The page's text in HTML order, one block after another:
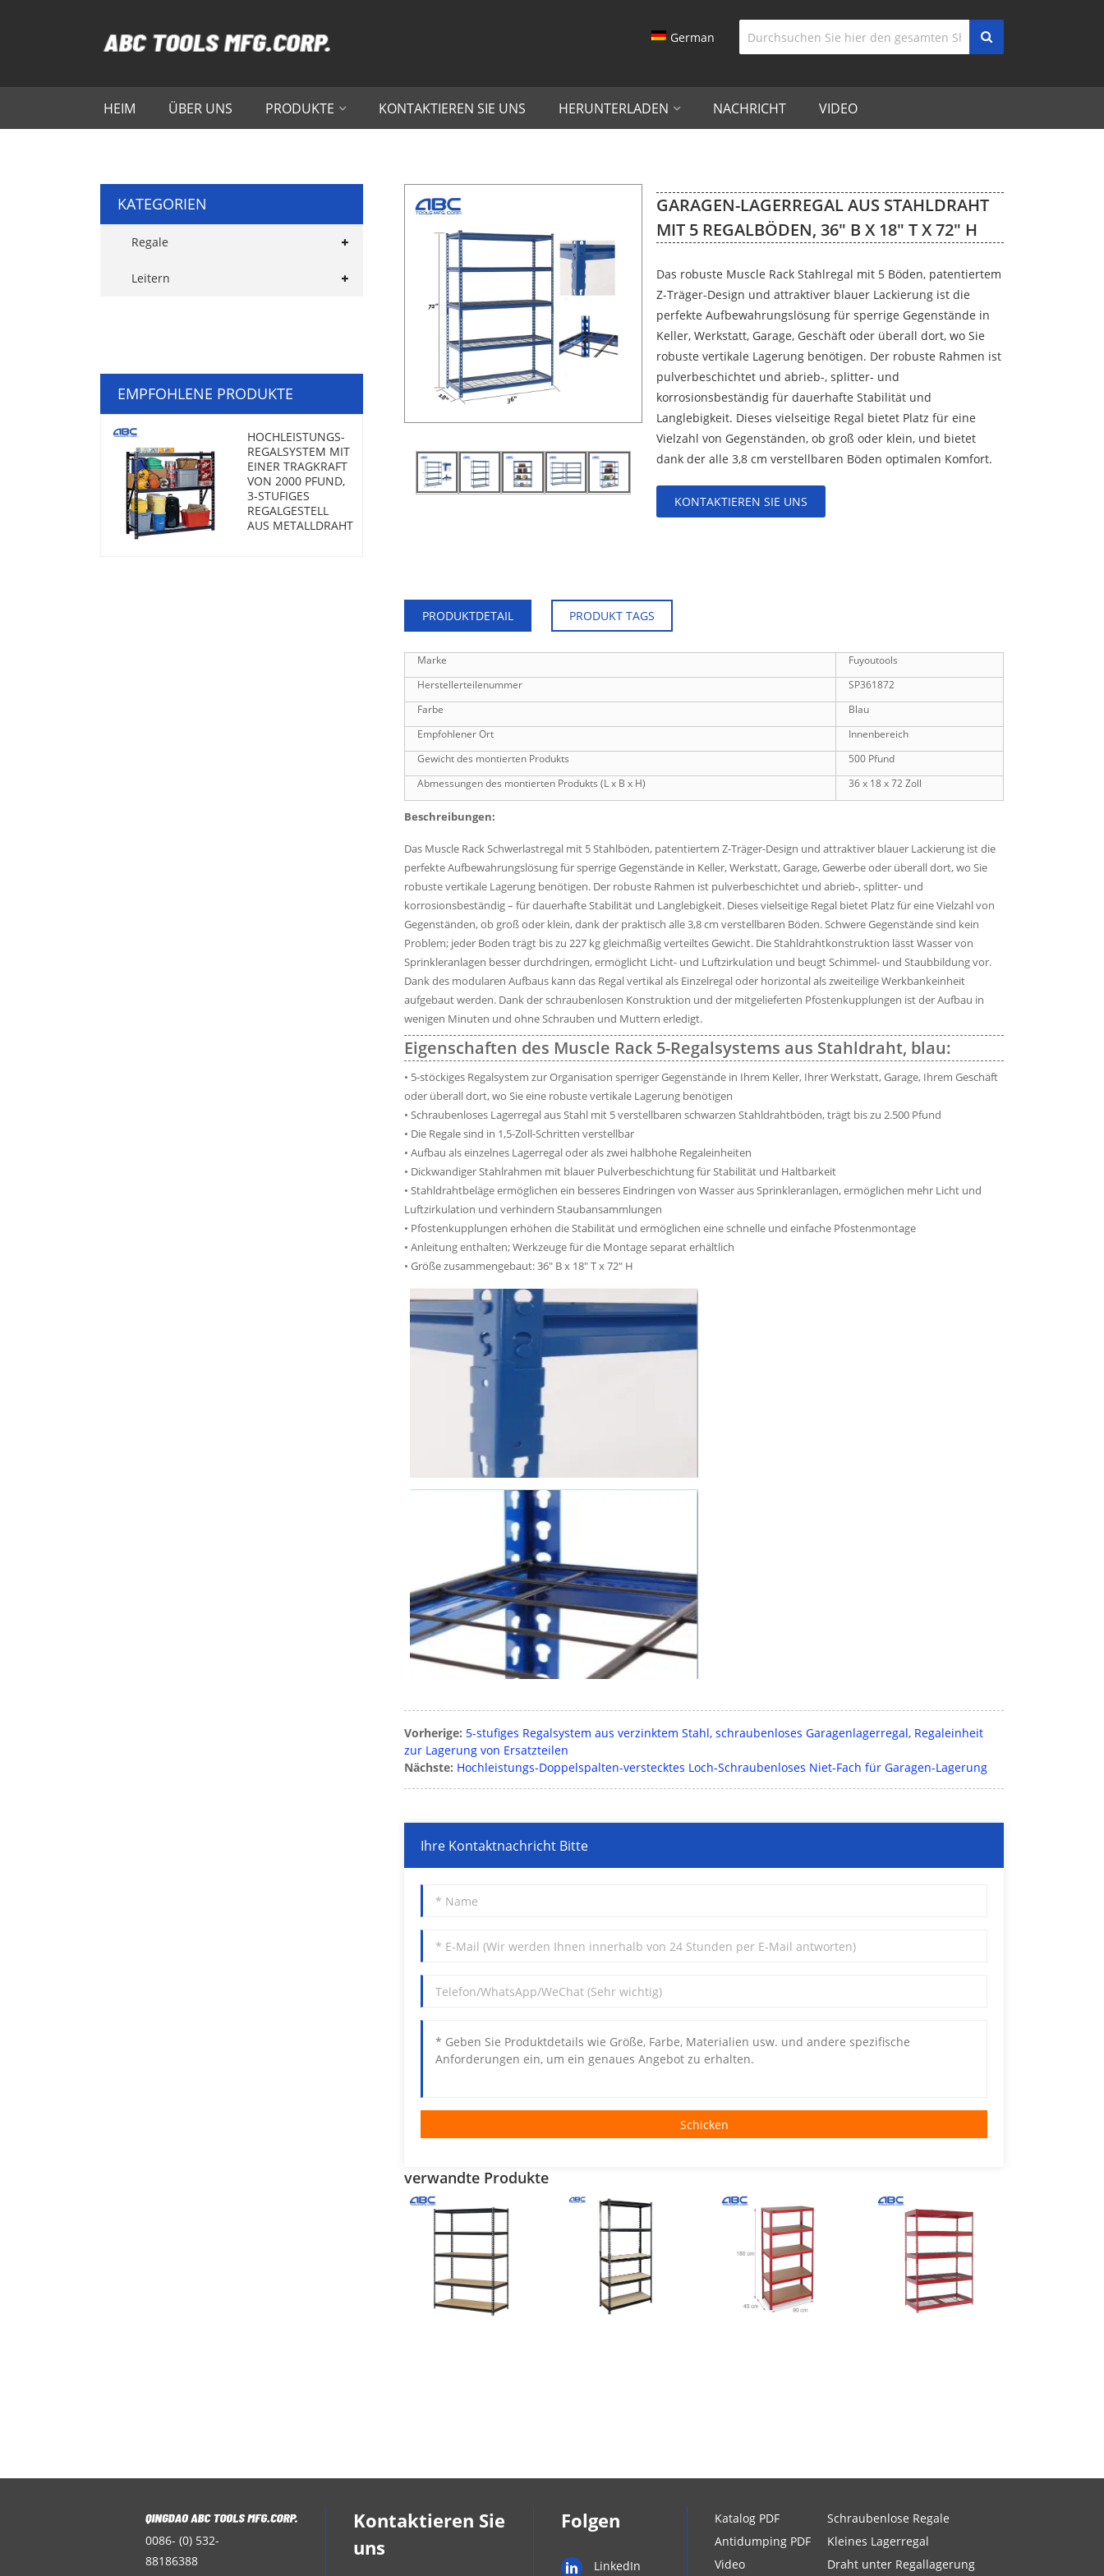
German
HEIM ÜBER UNS PRODUKTE KONTAKTIEREN SIE UNS HERUNTERLADEN NACHRICHT VIDEO
KATEGORIEN
Regale
Leitern
EMPFOHLENE PRODUKTE
HOCHLEISTUNGS-
REGALSYSTEM MIT
EINER TRAGKRAFT
VON 2000 PFUND,
3-STUFIGES
REGALGESTELL
AUS METALLDRAHT
GARAGEN-LAGERREGAL AUS STAHLDRAHT
MIT 5 REGALBÖDEN, 36″ B X 18″ T X 72″ H
Das robuste Muscle Rack Stahlregal mit 5 Böden, patentiertem
Z-Träger-Design und attraktiver blauer Lackierung ist die
perfekte Aufbewahrungslösung für sperrige Gegenstände in
Keller, Werkstatt, Garage, Geschäft oder überall dort, wo Sie
robuste vertikale Lagerung benötigen. Der robuste Rahmen ist
pulverbeschichtet und abrieb-, splitter- und
korrosionsbeständig für dauerhafte Stabilität und
Langlebigkeit. Dieses vielseitige Regal bietet Platz für eine
Vielzahl von Gegenständen, ob groß oder klein, und bietet
dank der alle 3,8 cm verstellbaren Böden optimalen Komfort.
KONTAKTIEREN SIE UNS
PRODUKTDETAIL PRODUKT TAGS
Marke
Fuyoutools
Herstellerteilenummer
SP361872
Farbe
Blau
Empfohlener Ort
Innenbereich
Gewicht des montierten Produkts
500 Pfund
Abmessungen des montierten Produkts (L x B x H)
36 x 18 x 72 Zoll
Beschreibungen:
Das Muscle Rack Schwerlastregal mit 5 Stahlböden, patentiertem Z-Träger-Design und attraktiver blauer Lackierung ist die
perfekte Aufbewahrungslösung für sperrige Gegenstände in Keller, Werkstatt, Garage, Gewerbe oder überall dort, wo Sie
robuste vertikale Lagerung benötigen. Der robuste Rahmen ist pulverbeschichtet und abrieb-, splitter- und
korrosionsbeständig – für dauerhafte Stabilität und Langlebigkeit. Dieses vielseitige Regal bietet Platz für eine Vielzahl von
Gegenständen, ob groß oder klein, dank der praktisch alle 3,8 cm verstellbaren Böden. Schwere Gegenstände sind kein
Problem; jeder Boden trägt bis zu 227 kg gleichmäßig verteiltes Gewicht. Die Stahldrahtkonstruktion lässt Wasser von
Sprinkleranlagen besser durchdringen, ermöglicht Licht- und Luftzirkulation und beugt Schimmel- und Staubbildung vor.
Dank des modularen Aufbaus kann das Regal vertikal als Einzelregal oder horizontal als zweiteilige Werkbankeinheit
aufgebaut werden. Dank der schraubenlosen Konstruktion und der mitgelieferten Pfostenkupplungen ist der Aufbau in
wenigen Minuten und ohne Schrauben und Muttern erledigt.
Eigenschaften des Muscle Rack 5-Regalsystems aus Stahldraht, blau:
• 5-stöckiges Regalsystem zur Organisation sperriger Gegenstände in Ihrem Keller, Ihrer Werkstatt, Garage, Ihrem Geschäft
oder überall dort, wo Sie eine robuste vertikale Lagerung benötigen
• Schraubenloses Lagerregal aus Stahl mit 5 verstellbaren schwarzen Stahldrahtböden, trägt bis zu 2.500 Pfund
• Die Regale sind in 1,5-Zoll-Schritten verstellbar
• Aufbau als einzelnes Lagerregal oder als zwei halbhohe Regaleinheiten
• Dickwandiger Stahlrahmen mit blauer Pulverbeschichtung für Stabilität und Haltbarkeit
• Stahldrahtbeläge ermöglichen ein besseres Eindringen von Wasser aus Sprinkleranlagen, ermöglichen mehr Licht und
Luftzirkulation und verhindern Staubansammlungen
• Pfostenkupplungen erhöhen die Stabilität und ermöglichen eine schnelle und einfache Pfostenmontage
• Anleitung enthalten; Werkzeuge für die Montage separat erhältlich
• Größe zusammengebaut: 36″ B x 18″ T x 72″ H
Vorherige: 5-stufiges Regalsystem aus verzinktem Stahl, schraubenloses Garagenlagerregal, Regaleinheit
zur Lagerung von Ersatzteilen
Nächste: Hochleistungs-Doppelspalten-verstecktes Loch-Schraubenloses Niet-Fach für Garagen-Lagerung
Ihre Kontaktnachricht Bitte
Schicken
verwandte Produkte
0086- (0) 532-
88186388
Kontaktieren Sie
uns
Folgen
LinkedIn
Katalog PDF
Antidumping PDF
Video
Schraubenlose Regale
Kleines Lagerregal
Draht unter Regallagerung